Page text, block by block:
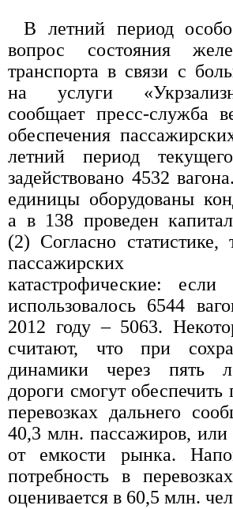
В летний период
вопрос состояния
транспорта в связи с
на услуги
сообщает пресс-служба
обеспечения
летний период
задействовано 4532
единицы оборудованы
а в 138 проведен
(2) Согласно статистике,
пассажирских
катастрофические:
использовалось 6544
2012 году – 5063.
считают, что при
динамики через пять
дороги смогут обеспечить
перевозках дальнего
40,3 млн. пассажиров, или
от емкости рынка.
потребность в
оценивается в 60,5 млн.